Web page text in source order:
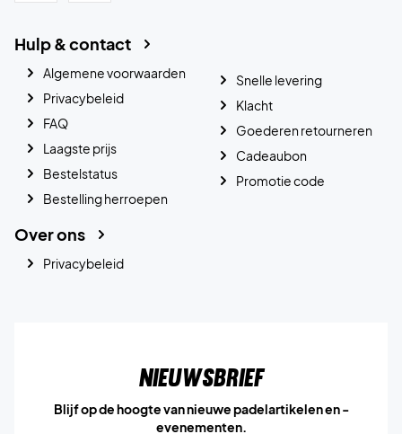
Hulp & contact
Algemene voorwaarden
Privacybeleid
FAQ
Laagste prijs
Bestelstatus
Bestelling herroepen
Snelle levering
Klacht
Goederen retourneren
Cadeaubon
Promotie code
Over ons
Privacybeleid
Nieuwsbrief
Blijf op de hoogte van nieuwe padelartikelen en -
evenementen.